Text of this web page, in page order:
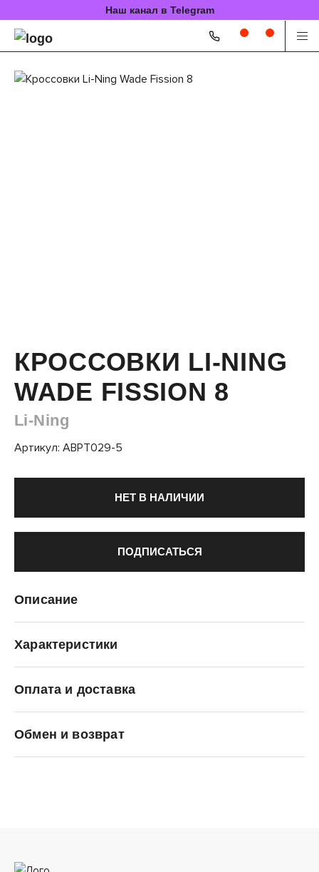
Наш канал в Telegram
КРОССОВКИ LI-NING
WADE FISSION 8
Li-Ning
Артикул: ABPT029-5
НЕТ В НАЛИЧИИ
ПОДПИСАТЬСЯ
Описание
Характеристики
Оплата и доставка
Обмен и возврат